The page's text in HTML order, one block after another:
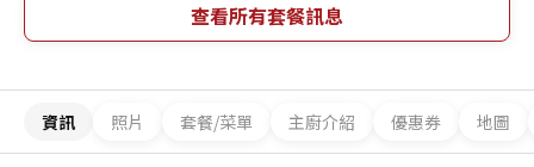
查看所有套餐訊息
資訊 照片 套餐/菜單 主廚介紹 優惠券 地圖